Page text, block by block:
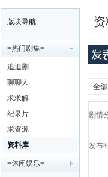
剧
» ›
版块导航
=热门剧集=
追追剧
聊聊人
求求解
纪录片
求资源
资料库
=休闲娱乐=
全部
剧情
发布